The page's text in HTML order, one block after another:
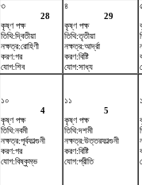
৩
28
কৃষ্ণ পক্ষ
তিথি:দ্বিতীয়া
নক্ষত্র:রোহিণী
করণ:গর
যোগ:শিব
৪
29
কৃষ্ণ পক্ষ
তিথি:তৃতীয়া
নক্ষত্র:আর্দ্রা
করণ:বিষ্টি
যোগ:সাধ্য
১০
4
কৃষ্ণ পক্ষ
তিথি:নবমী
নক্ষত্র:পূর্বফাল্গুনী
করণ:গর
যোগ:বিষ্কুম্ভ
১১
5
কৃষ্ণ পক্ষ
তিথি:দশমী
নক্ষত্র:উত্তরফাল্গুনী
করণ:বিষ্টি
যোগ:প্রীতি